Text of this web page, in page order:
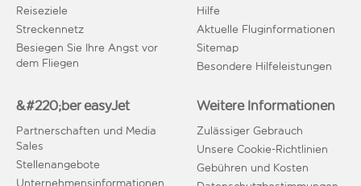
Reiseziele
Streckennetz
Besiegen Sie Ihre Angst vor
dem Fliegen
Hilfe
Aktuelle Fluginformationen
Sitemap
Besondere Hilfeleistungen
&#220;ber easyJet
Partnerschaften und Media
Sales
Stellenangebote
Unternehmensinformationen
Weitere Informationen
Zulässiger Gebrauch
Unsere Cookie-Richtlinien
Gebühren und Kosten